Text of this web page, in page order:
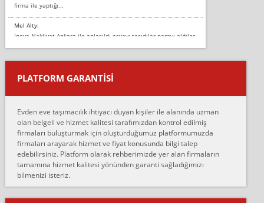
firma ile yaptığı...
Mel Alty:
İnova Nakliyat Ankara ile anlaşıldı eşyayı taşıdılar parayı aldılar.
Salon duvarına bir baktım birisi boydan alüminyum renkli bantı
yapıştırm...
Murat:
çalıştıklarını, müş...
Ahmet:
Lüleburgaz güngünes evden eve naklyat eşyalarımı taşımak için
anlaştık sabah eve geldiklerinde de eşyalarımı düzgün şekilde
sarcaz demelerine r...
mehmet güldü:
Ankara ALİCANLAR NAKLİYAT Tutarsız ve ticari ahlak problemleri
PLATFORM GARANTİSİ
Evden eve taşımacılık ihtiyacı duyan kişiler ile alanında uzman
olan belgeli ve hizmet kalitesi tarafımızdan kontrol edilmiş
firmaları buluşturmak için oluşturduğumuz platformumuzda
firmaları arayarak hizmet ve fiyat konusunda bilgi talep
edebilirsiniz. Platform olarak rehberimizde yer alan firmaların
tamamına hizmet kalitesi yönünden garanti sağladığımızı
bilmenizi isteriz.